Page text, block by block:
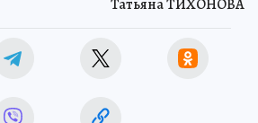
Татьяна ТИХОНОВА